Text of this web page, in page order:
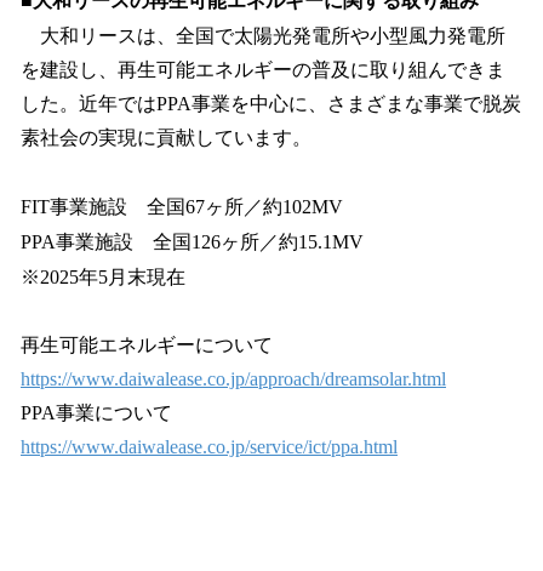
大和リースは、全国で太陽光発電所や小型風力発電所
を建設し、再生可能エネルギーの普及に取り組んできま
した。近年ではPPA事業を中心に、さまざまな事業で脱炭
素社会の実現に貢献しています。
FIT事業施設 全国67ヶ所／約102MV
PPA事業施設 全国126ヶ所／約15.1MV
※2025年5月末現在
再生可能エネルギーについて
https://www.daiwalease.co.jp/approach/dreamsolar.html
PPA事業について
https://www.daiwalease.co.jp/service/ict/ppa.html